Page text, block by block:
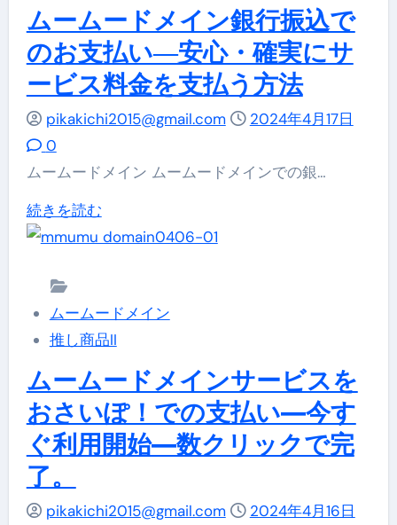
い
て
詳
し
読
に
つ
い
て
詳
く
む
で
ム
ー
ム
ド
イ
ン
払
を
完
了
さ
よ
ムームードメイン銀行振込で
のお支払い―安心・確実にサ
ービス料金を支払う方法
pikakichi2015@gmail.com
2024年4月17日
0
ムームードメイン ムームードメインでの銀…
続きを読むム
ー
ド
メ
ン
銀
行
込
ムームードメイン
推し商品II
ムームードメインサービスを
おさいぽ！での支払い—今す
ぐ利用開始—数クリックで完
了。
pikakichi2015@gmail.com
2024年4月16日